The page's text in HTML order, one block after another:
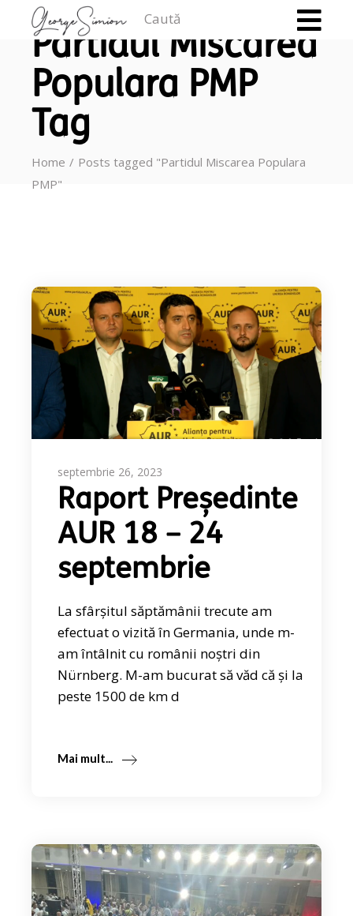
Partidul Miscarea
Populara PMP
Tag
Home
Posts tagged "Partidul Miscarea Populara
PMP"
septembrie 26, 2023
Raport Președinte
AUR 18 – 24
septembrie
La sfârșitul săptămânii trecute am
efectuat o vizită în Germania, unde m-
am întâlnit cu românii noștri din
Nürnberg. M-am bucurat să văd că și la
peste 1500 de km d
Mai mult...